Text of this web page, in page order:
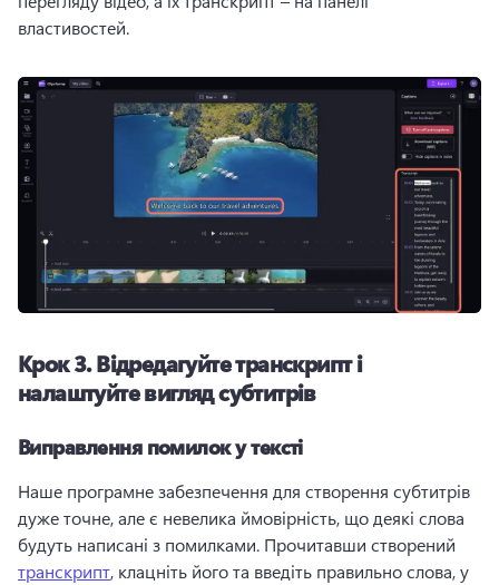
властивостей.
Крок 3.Відредагуйте транскрипт і
налаштуйте вигляд субтитрів
Виправлення помилок у тексті
Наше програмне забезпечення для створення субтитрів
дуже точне, але є невелика ймовірність, що деякі слова
будуть написані з помилками. Прочитавши створений
транскрипт, клацніть його та введіть правильно слова, у